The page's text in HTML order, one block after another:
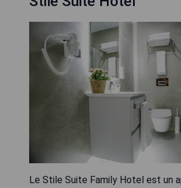
Le Stile Suite Family Hotel est un